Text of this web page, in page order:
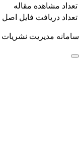
تعداد مشاهده مقاله
تعداد دریافت فایل اصل
سامانه مدیریت